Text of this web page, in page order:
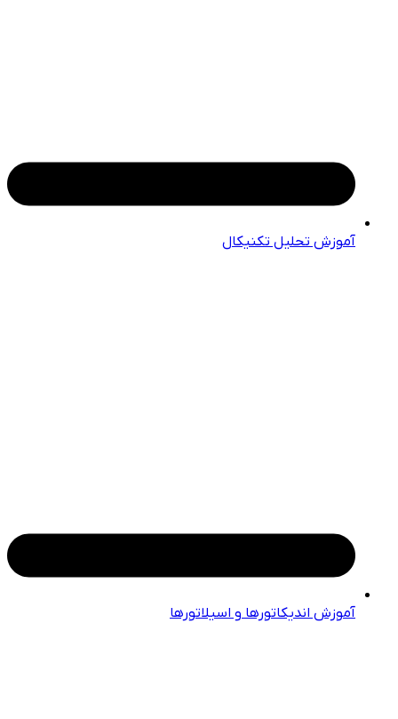
آموزش تحلیل تکنیکال
آموزش اندیکاتورها و اسیلاتورها